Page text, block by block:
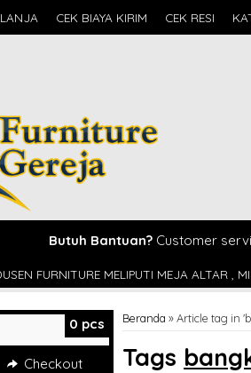
CEK BIAYA KIRIM CEK RESI
Butuh Bantuan?Customer
MEJA ALTAR , MIMBAR GEREJA, SALIB
Beranda »Article tag in
Tags
0 pcs
Checkout